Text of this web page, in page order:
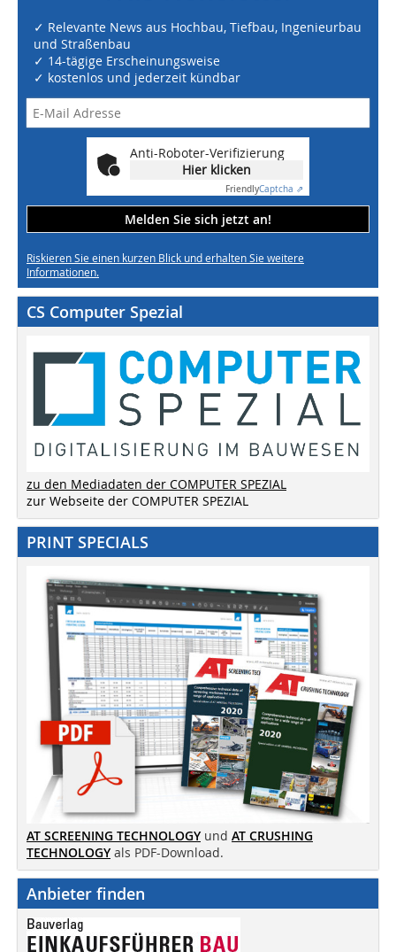
✓ Relevante News aus Hochbau, Tiefbau, Ingenieurbau
und Straßenbau
✓ 14-tägige Erscheinungsweise
✓ kostenlos und jederzeit kündbar
Anti-Roboter-Verifizierung
Hier klicken
FriendlyCaptcha ⇗
Melden Sie sich jetzt an!
Riskieren Sie einen kurzen Blick und erhalten Sie weitere
Informationen.
CS Computer Spezial
zu den Mediadaten der COMPUTER SPEZIAL
zur Webseite der COMPUTER SPEZIAL
PRINT SPECIALS
AT SCREENING TECHNOLOGY und AT CRUSHING
TECHNOLOGY als PDF-Download.
Anbieter finden